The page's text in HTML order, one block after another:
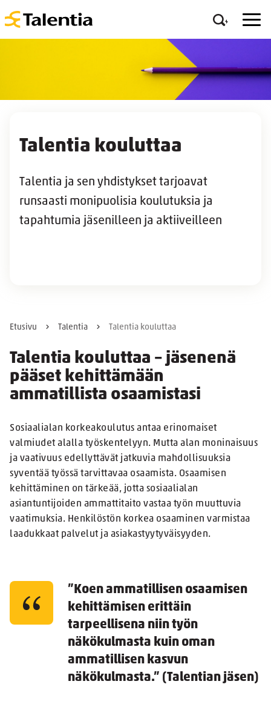
Talentia kouluttaa
Talentia ja sen yhdistykset tarjoavat
runsaasti monipuolisia koulutuksia ja
tapahtumia jäsenilleen ja aktiiveilleen
Etusivu Talentia Talentia kouluttaa
Talentia kouluttaa – jäsenenä
pääset kehittämään
ammatillista osaamistasi
Sosiaalialan korkeakoulutus antaa erinomaiset
valmiudet alalla työskentelyyn. Mutta alan moninaisuus
ja vaativuus edellyttävät jatkuvia mahdollisuuksia
syventää työssä tarvittavaa osaamista. Osaamisen
kehittäminen on tärkeää, jotta sosiaalialan
asiantuntijoiden ammattitaito vastaa työn muuttuvia
vaatimuksia. Henkilöstön korkea osaaminen varmistaa
laadukkaat palvelut ja asiakastyytyväisyyden.
”Koen ammatillisen osaamisen
kehittämisen erittäin
tarpeellisena niin työn
näkökulmasta kuin oman
ammatillisen kasvun
näkökulmasta.” (Talentian jäsen)